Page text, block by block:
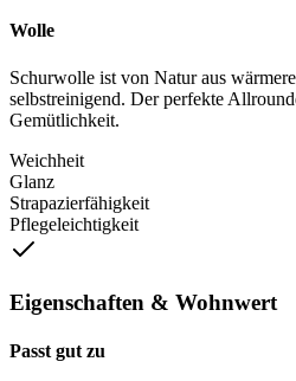
Wolle
Schurwolle ist von Natur aus
selbstreinigend. Der perfekte
Gemütlichkeit.
Weichheit
Glanz
Strapazierfähigkeit
Pflegeleichtigkeit
Eigenschaften & Wohnwert
Passt gut zu